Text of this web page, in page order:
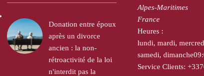
Donation entre époux
après un divorce
ancien : la non-
rétroactivité de la loi
n'interdit pas la
Alpes-Maritimes
France
Heures :
lundi, mardi,
samedi, dimanche
Service Clients: